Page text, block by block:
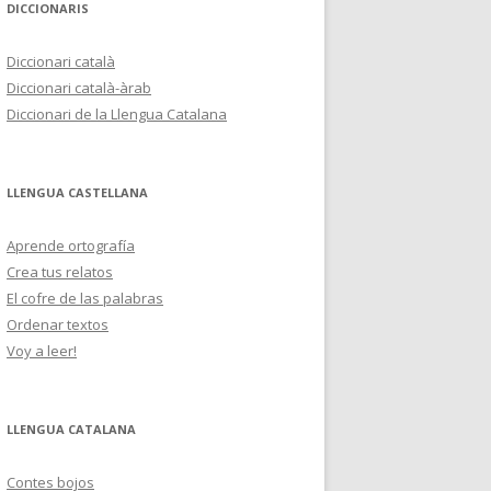
DICCIONARIS
Diccionari català
Diccionari català-àrab
Diccionari de la Llengua Catalana
LLENGUA CASTELLANA
Aprende ortografía
Crea tus relatos
El cofre de las palabras
Ordenar textos
Voy a leer!
LLENGUA CATALANA
Contes bojos